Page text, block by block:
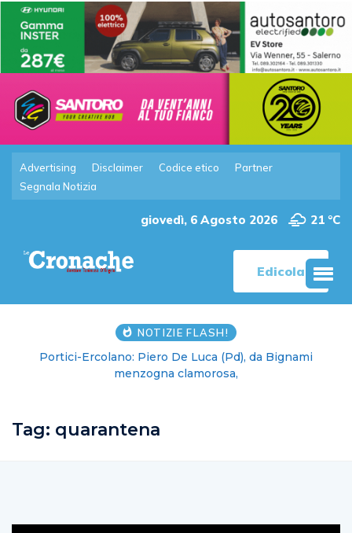
Advertising Disclaimer Codice etico
Partner
Segnala Notizia
giovedì, 6 Agosto 2026 21 °C
Edicola
NOTIZIE FLASH!
Portici-Ercolano: Piero De Luca (Pd), da Bignami
menzogna clamorosa,
Tag: quarantena